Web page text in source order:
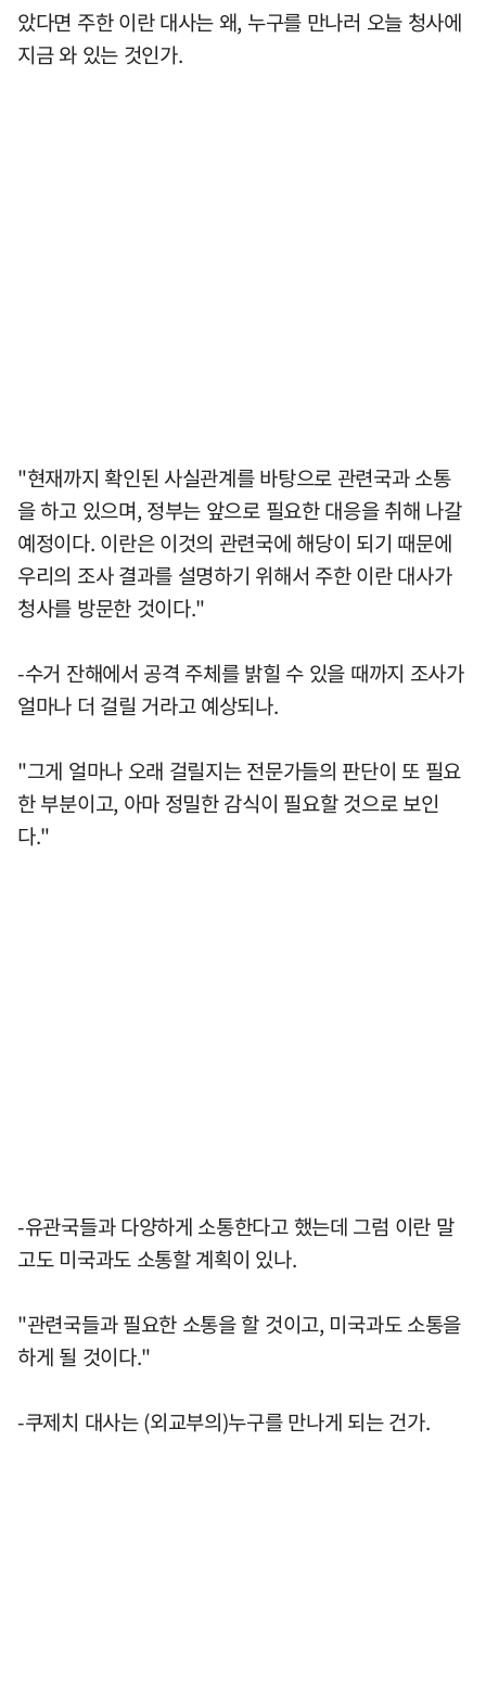
았다면 주한 이란 대사는 왜, 누구를 만나러 오늘 청사에
지금 와 있는 것인가.
"현재까지 확인된 사실관계를 바탕으로 관련국과 소통
을 하고 있으며, 정부는 앞으로 필요한 대응을 취해 나갈
예정이다. 이란은 이것의 관련국에 해당이 되기 때문에
우리의 조사 결과를 설명하기 위해서 주한 이란 대사가
청사를 방문한 것이다."
-수거 잔해에서 공격 주체를 밝힐 수 있을 때까지 조사가
얼마나 더 걸릴 거라고 예상되나.
"그게 얼마나 오래 걸릴지는 전문가들의 판단이 또 필요
한 부분이고, 아마 정밀한 감식이 필요할 것으로 보인
다."
-유관국들과 다양하게 소통한다고 했는데 그럼 이란 말
고도 미국과도 소통할 계획이 있나.
"관련국들과 필요한 소통을 할 것이고, 미국과도 소통을
하게 될 것이다."
-쿠제치 대사는 (외교부의)누구를 만나게 되는 건가.